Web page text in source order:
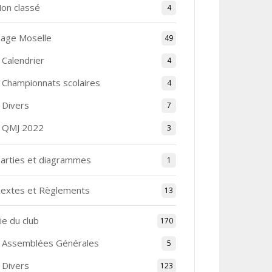
classé 4
Moselle 49
Calendrier 4
Championnats scolaires 4
Divers 7
QMJ 2022 3
et diagrammes 1
et Règlements 13
du club 170
Assemblées Générales 5
Divers 123